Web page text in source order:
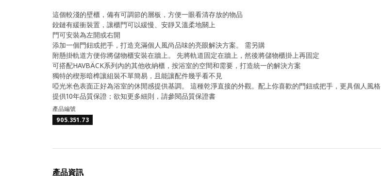
這個較淺的壁櫃，備有可調節的層板，方便一眼看清存放的物品
鉸鏈有緩衝裝置，讓櫃門可以緩慢、安靜又溫柔地關上
門可安裝為左開或右開
添加一個門鈕或把手，打造充滿個人風尚品味的亮眼解決方案。 需另購
附懸掛軌道方便你將儲物櫃安裝在牆上。 先將軌道固定在牆上，然後將儲物櫃掛上再固定
可搭配HAVBÄCK系列內的其他收納櫃，按浴室的空間和需要，打造統一的解決方案
獨特的楔形暗榫讓組裝不單簡易，且能讓配件幾乎看不見
啞光米色表面正好為浴室的休閒感提供基調。 這種乾淨直接的外觀。配上你喜歡的門鈕或把手，更具個人風格
提供10年品質保證；欲知更多細則，請參閱品質保證書
產品編號
905.351.73
產品資訊